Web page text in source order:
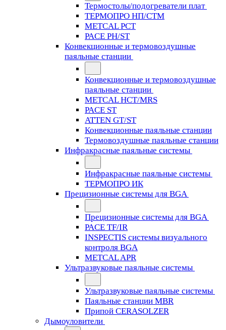
Термостолы/подогреватели плат
ТЕРМОПРО НП/СТМ
METCAL PCT
PACE PH/ST
Конвекционные и термовоздушные
паяльные станции
Конвекционные и термовоздушные
паяльные станции
METCAL HCT/MRS
PACE ST
ATTEN GT/ST
Конвекционные паяльные станции
Термовоздушные паяльные станции
Инфракрасные паяльные системы
Инфракрасные паяльные системы
ТЕРМОПРО ИК
Прецизионные системы для BGA
Прецизионные системы для BGA
PACE TF/IR
INSPECTIS системы визуального
контроля BGA
METCAL APR
Ультразвуковые паяльные системы
Ультразвуковые паяльные системы
Паяльные станции MBR
Припой CERASOLZER
Дымоуловители